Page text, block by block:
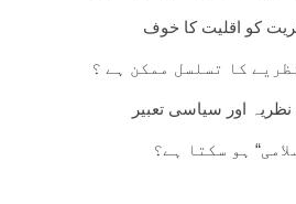
کو اقلیت کا خوف
کا تسلسل ممکن ہے ؟
اور سیاسی تعبیر
ہو سکتا ہے؟